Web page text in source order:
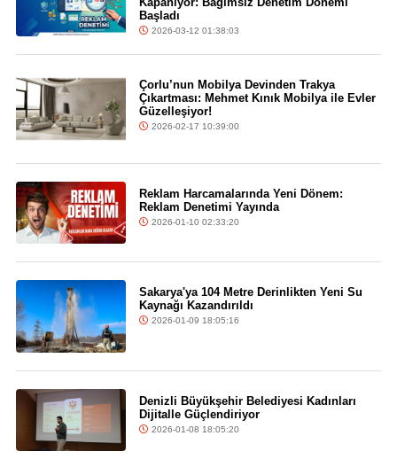
Başladı
2026-03-12 01:38:03
Çorlu’nun Mobilya Devinden Trakya
Çıkartması: Mehmet Kınık Mobilya ile Evler
Güzelleşiyor!
2026-02-17 10:39:00
Reklam Harcamalarında Yeni Dönem:
Reklam Denetimi Yayında
2026-01-10 02:33:20
Sakarya'ya 104 Metre Derinlikten Yeni Su
Kaynağı Kazandırıldı
2026-01-09 18:05:16
Denizli Büyükşehir Belediyesi Kadınları
Dijitalle Güçlendiriyor
2026-01-08 18:05:20